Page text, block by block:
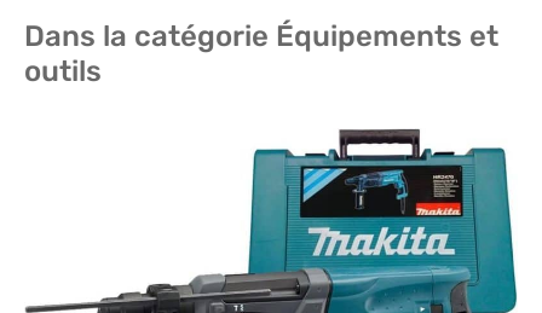
Dans la catégorie Équipements et
outils